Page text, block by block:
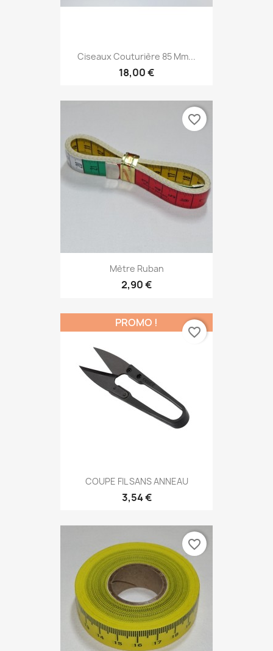
Ciseaux Couturière 85 Mm...
18,00 €
Mètre Ruban
2,90 €
favorite_border
COUPE FIL SANS ANNEAU
3,54 €
PROMO !
favorite_border
favorite_border